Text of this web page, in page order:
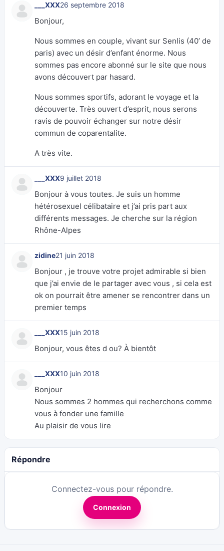
___XXX26 septembre 2018
Bonjour,
Nous sommes en couple, vivant sur Senlis (40’ de
paris) avec un désir d’enfant énorme. Nous
sommes pas encore abonné sur le site que nous
avons découvert par hasard.
Nous sommes sportifs, adorant le voyage et la
découverte. Très ouvert d’esprit, nous serons
ravis de pouvoir échanger sur notre désir
commun de coparentalite.
A très vite.
___XXX9 juillet 2018
Bonjour à vous toutes. Je suis un homme
hétérosexuel célibataire et j’ai pris part aux
différents messages. Je cherche sur la région
Rhône-Alpes
zidine21 juin 2018
Bonjour , je trouve votre projet admirable si bien
que j’ai envie de le partager avec vous , si cela est
ok on pourrait être amener se rencontrer dans un
premier temps
___XXX15 juin 2018
Bonjour, vous êtes d ou? À bientôt
___XXX10 juin 2018
Bonjour
Nous sommes 2 hommes qui recherchons comme
vous à fonder une famille
Au plaisir de vous lire
Répondre
Connectez-vous pour répondre.
Connexion